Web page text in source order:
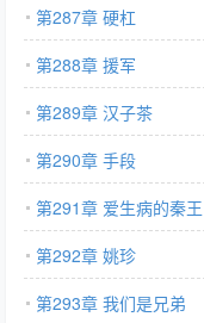
第287章 硬杠
第288章 援军
第289章 汉子茶
第290章 手段
第291章 爱生病的秦王
第292章 姚珍
第293章 我们是兄弟